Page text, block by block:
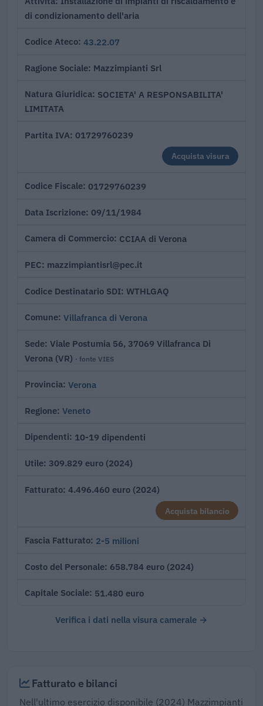
di condizionamento dell'aria
Codice Ateco 43.22.07
Ragione Sociale Mazzimpianti Srl
Natura Giuridica SOCIETA' A RESPONSABILITA'
LIMITATA
Partita IVA 01729760239
Acquista visura
Codice Fiscale 01729760239
Data Iscrizione 09/11/1984
Camera di Commercio CCIAA di Verona
PEC mazzimpiantisrl@pec.it
Codice Destinatario SDI WTHLGAQ
Comune Villafranca di Verona
Sede Viale Postumia 56, 37069 Villafranca Di
Verona (VR) · fonte VIES
Provincia Verona
Regione Veneto
Dipendenti 10-19 dipendenti
Utile 309.829 euro (2024)
Fatturato 4.496.460 euro (2024)
Acquista bilancio
Fascia Fatturato 2-5 milioni
Costo del Personale 658.784 euro (2024)
Capitale Sociale 51.480 euro
Verifica i dati nella visura camerale →
Fatturato e bilanci
Nell'ultimo esercizio disponibile (2024) Mazzimpianti